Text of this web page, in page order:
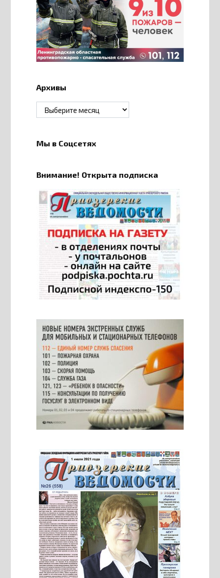
Архивы
Архивы
Мы в Соцсетях
Внимание! Открыта подписка